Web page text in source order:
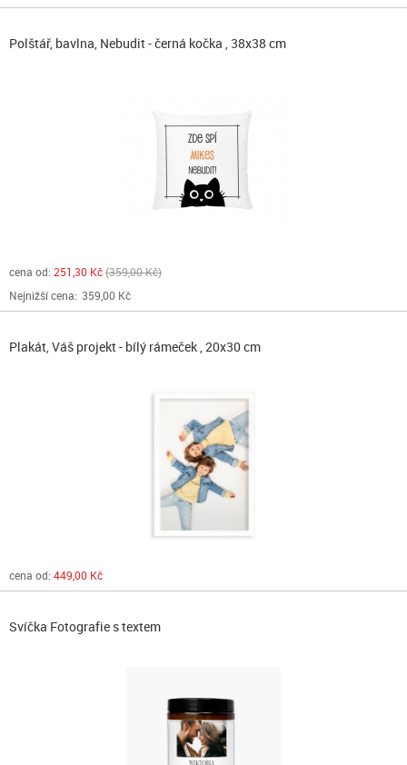
Polštář, bavlna, Nebudit - černá kočka , 38x38 cm
cena od: 251,30 Kč 359,00 Kč
Nejnižší cena: 359,00 Kč
Plakát, Váš projekt - bílý rámeček , 20x30 cm
cena od: 449,00 Kč
Svíčka Fotografie s textem